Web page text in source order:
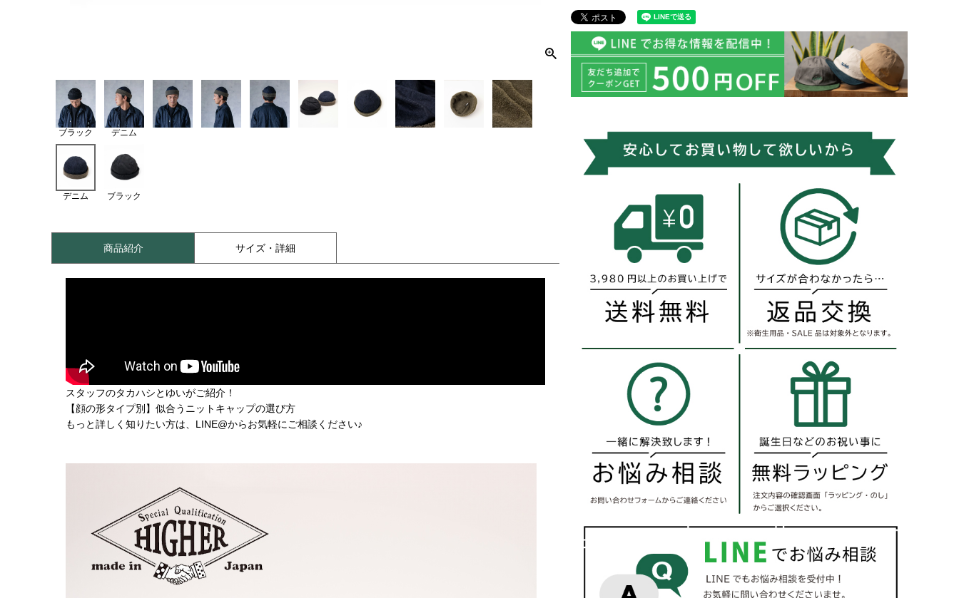
ブラック デニム
デニム ブラック
商品紹介 サイズ・詳細
スタッフのタカハシとゆいがご紹介！
【顔の形タイプ別】似合うニットキャップの選び方
もっと詳しく知りたい方は、LINE@からお気軽にご相談ください♪